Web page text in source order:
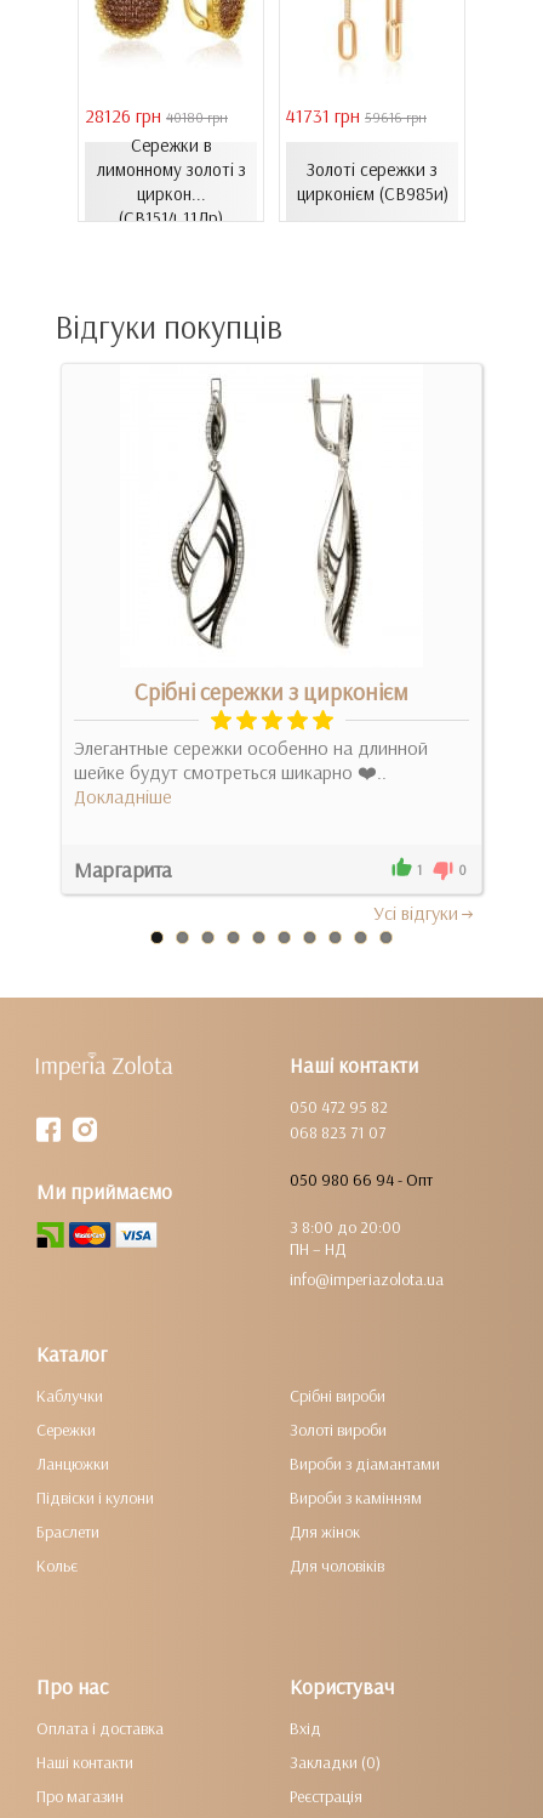
28126 грн 40180 грн
Сережки в
лимонному золоті з
циркон...
(СВ1514.11Лр)
41731 грн 59616 грн
Золоті сережки з
цирконієм (СВ985и)
Відгуки покупців
Срібні сережки з цирконієм
Элегантные сережки особенно на длинной
шейке будут смотреться шикарно ❤️..
Докладніше
Маргарита 1 0
Усi вiдгуки
Наші контакти
050 472 95 82
068 823 71 07
050 980 66 94 - Опт
З 8:00 до 20:00
ПН – НД
info@imperiazolota.ua
Ми приймаємо
Каталог
Каблучки
Сережки
Ланцюжки
Підвіски і кулони
Браслети
Кольє
Срібні вироби
Золоті вироби
Вироби з діамантами
Вироби з камінням
Для жінок
Для чоловіків
Про нас
Оплата і доставка
Наші контакти
Про магазин
Користувач
Вхід
Закладки (0)
Реєстрація